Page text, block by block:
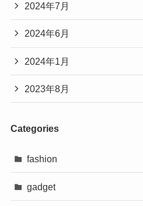
2024年7月
2024年6月
2024年1月
2023年8月
Categories
fashion
gadget